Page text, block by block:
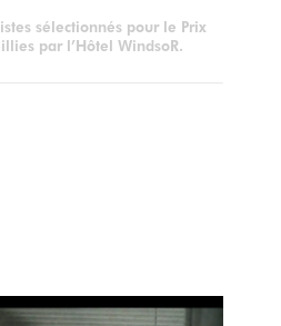
sélectionnés pour le Prix
par l’Hôtel WindsoR.